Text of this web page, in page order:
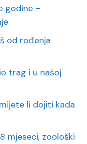
godine –
od rođenja
trag i u našoj
li dojiti kada
mjeseci, zoološki